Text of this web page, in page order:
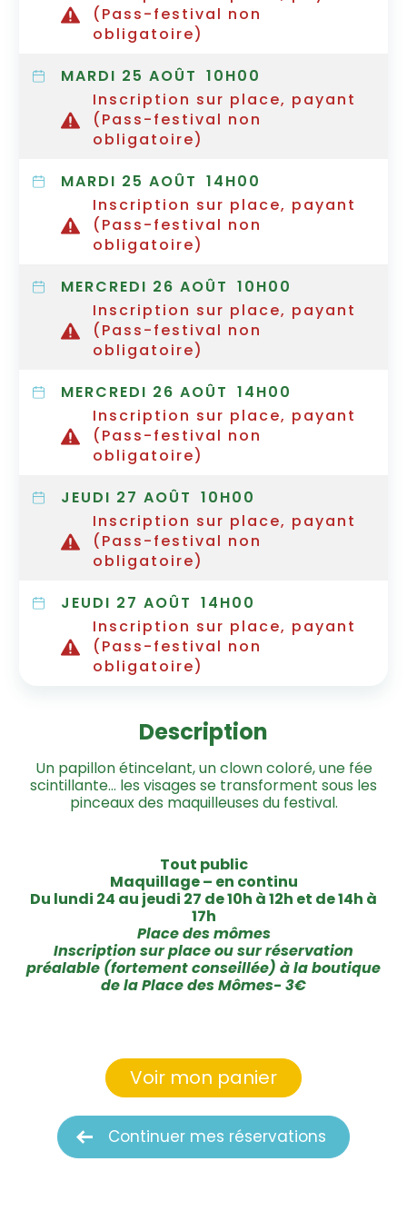
(Pass-festival non
obligatoire)
MARDI 25 AOÛT 10H00
Inscription sur place, payant
(Pass-festival non
obligatoire)
MARDI 25 AOÛT 14H00
Inscription sur place, payant
(Pass-festival non
obligatoire)
MERCREDI 26 AOÛT 10H00
Inscription sur place, payant
(Pass-festival non
obligatoire)
MERCREDI 26 AOÛT 14H00
Inscription sur place, payant
(Pass-festival non
obligatoire)
JEUDI 27 AOÛT 10H00
Inscription sur place, payant
(Pass-festival non
obligatoire)
JEUDI 27 AOÛT 14H00
Inscription sur place, payant
(Pass-festival non
obligatoire)
Description
Un papillon étincelant, un clown coloré, une fée
scintillante… les visages se transforment sous les
pinceaux des maquilleuses du festival.
Tout public
Maquillage – en continu
Du lundi 24 au jeudi 27 de 10h à 12h et de 14h à
17h
Place des mômes
Inscription sur place ou sur réservation
préalable (fortement conseillée) à la boutique
de la Place des Mômes- 3€
Continuer mes réservations
Voir mon panier